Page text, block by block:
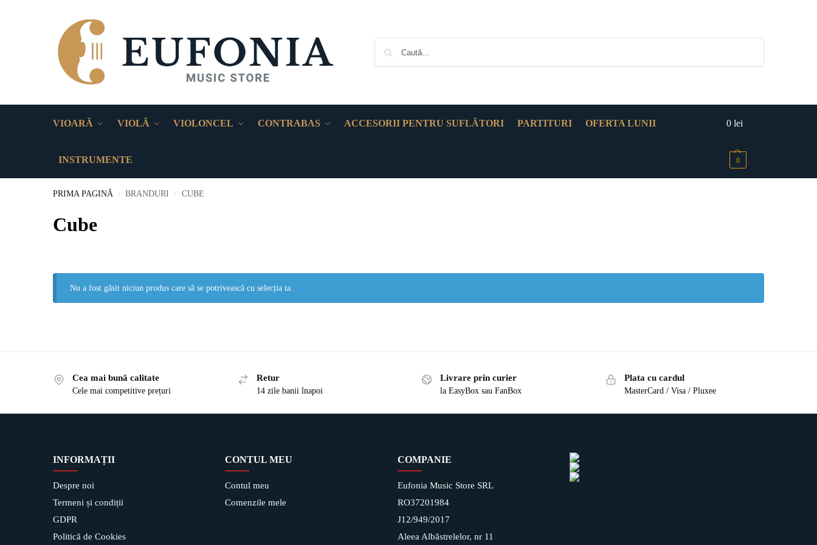
VIOARĂ VIOLĂ VIOLONCEL CONTRABAS ACCESORII PENTRU SUFLĂTORI PARTITURI OFERTA LUNII
INSTRUMENTE
0lei
0
PRIMA PAGINĂ / BRANDURI / CUBE
Cube
Nu a fost găsit niciun produs care să se potrivească cu selecția ta.
Cea mai bună calitate
Cele mai competitive prețuri
Retur
14 zile banii înapoi
Livrare prin curier
la EasyBox sau FanBox
Plata cu cardul
MasterCard / Visa / Pluxee
INFORMAȚII
Despre noi
Termeni și condiții
GDPR
Politică de Cookies
CONTUL MEU
Contul meu
Comenzile mele
COMPANIE
Eufonia Music Store SRL
RO37201984
J12/949/2017
Aleea Albăstrelelor, nr 11